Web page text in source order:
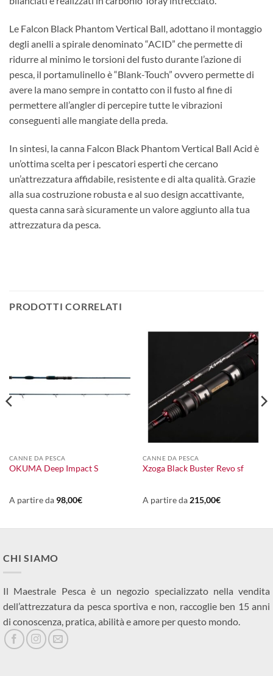
Le Falcon Black Phantom Vertical Ball, adottano il montaggio
degli anelli a spirale denominato “ACID” che permette di
ridurre al minimo le torsioni del fusto durante l’azione di
pesca, il portamulinello è “Blank-Touch” ovvero permette di
avere la mano sempre in contatto con il fusto al fine di
permettere all’angler di percepire tutte le vibrazioni
conseguenti alle mangiate della preda.
In sintesi, la canna Falcon Black Phantom Vertical Ball Acid è
un’ottima scelta per i pescatori esperti che cercano
un’attrezzatura affidabile, resistente e di alta qualità. Grazie
alla sua costruzione robusta e al suo design accattivante,
questa canna sarà sicuramente un valore aggiunto alla tua
attrezzatura da pesca.
PRODOTTI CORRELATI
CANNE DA PESCA
OKUMA Deep Impact S
A partire da 98,00€
CANNE DA PESCA
Xzoga Black Buster Revo sf
A partire da 215,00€
CHI SIAMO
Il Maestrale Pesca è un negozio specializzato nella vendita
dell’attrezzatura da pesca sportiva e non, raccoglie ben 15 anni
di conoscenza, pratica, abilità e amore per questo mondo.